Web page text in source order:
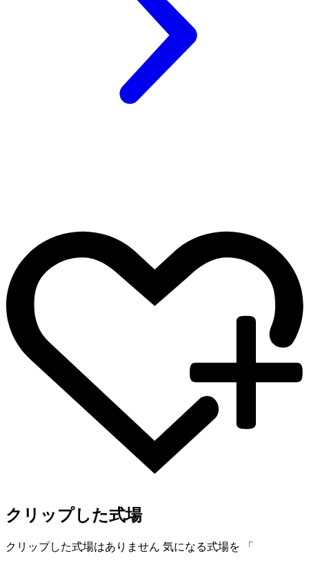
クリップした式場
クリップした式場はありません 気になる式場を 「